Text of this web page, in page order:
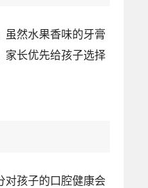
虽然水果香味的牙膏
家长优先给孩子选择
对孩子的口腔健康会